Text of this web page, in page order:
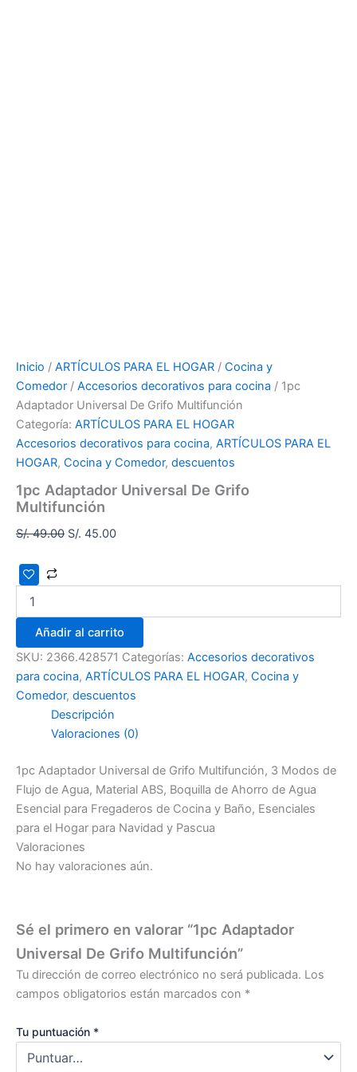
Inicio / ARTÍCULOS PARA EL HOGAR / Cocina y
Comedor / Accesorios decorativos para cocina / 1pc
Adaptador Universal De Grifo Multifunción
Categoría: ARTÍCULOS PARA EL HOGAR
Accesorios decorativos para cocina, ARTÍCULOS PARA EL
HOGAR, Cocina y Comedor, descuentos
1pc Adaptador Universal De Grifo
Multifunción
S/.49.00 S/. 45.00
Añadir al carrito
SKU: 2366.428571 Categorías: Accesorios decorativos
para cocina, ARTÍCULOS PARA EL HOGAR, Cocina y
Comedor, descuentos
Descripción
Valoraciones (0)
1pc Adaptador Universal de Grifo Multifunción, 3 Modos de
Flujo de Agua, Material ABS, Boquilla de Ahorro de Agua
Esencial para Fregaderos de Cocina y Baño, Esenciales
para el Hogar para Navidad y Pascua
Valoraciones
No hay valoraciones aún.
Sé el primero en valorar “1pc Adaptador
Universal De Grifo Multifunción”
Tu dirección de correo electrónico no será publicada. Los
campos obligatorios están marcados con *
Tu puntuación *